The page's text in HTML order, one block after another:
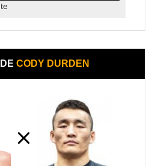
DECODY DURDEN